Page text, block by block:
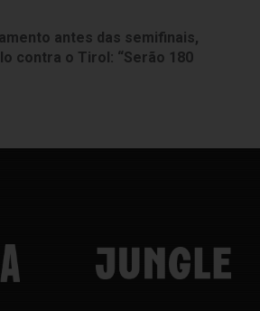
antes das semifinais,
contra o Tirol: “Serão 180